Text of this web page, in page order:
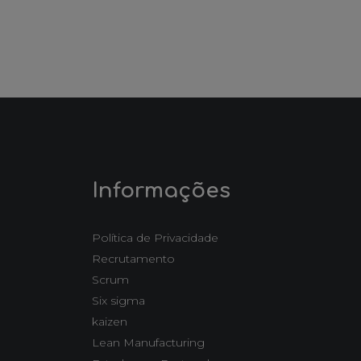
Informações
Política de Privacidade
Recrutamento
Scrum
Six sigma
kaizen
Lean Manufacturing